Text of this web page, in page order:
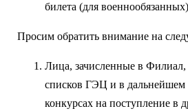
билета (для
Просим обратить внимание на
Лица, зачисленные в
списков ГЭЦ и в дальнейшем
конкурсах на поступление в